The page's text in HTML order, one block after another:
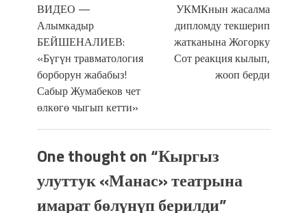
ВИДЕО —
Алымкадыр
БЕЙШЕНАЛИЕВ:
«Бүгүн травматология
борборун жабабыз!
Сабыр Жумабеков чет
өлкөгө чыгып кетти»
УКМКнын жасалма
дипломду текшерип
жатканына Жогорку
Сот реакция кылып,
жооп берди
One thought on “Кыргыз
улуттук «Манас» театрына
имарат бөлүнүп берилди”